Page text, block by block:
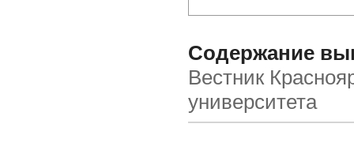
Содержание
Вестник
университета